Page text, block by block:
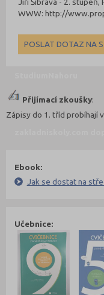
Jiří Šibrava - 2. stupeň,
WWW: http://
POSLAT DOTAZ NA
Přijímací zkoušky:
Zápisy do 1. tříd probíhají
Ebook:
Jak se dostat na
Učebnice: